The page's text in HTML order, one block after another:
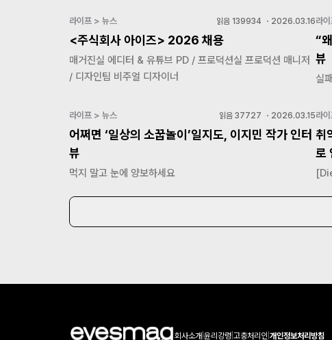
라이프 > 뉴스 읽음 139934・ 2026.03.16
<주식회사 아이즈> 2026 채용
매거진실 에디터 & 유튜브 PD / 프로덕션실 프로덕션 매니저
/ 디자인팀 비주얼 디자이너
라
“
뷰
실
라이프 > 뉴스 읽음 37727 ・ 2026.03.15
어쩌면 ‘일상의 소꿉놀이’일지도, 이지민 작가 인터
뷰
먹지 말고 눈에 양보하세요
라
취
로
회사소개|윤리강령 고충처리인 개인정보처리방침